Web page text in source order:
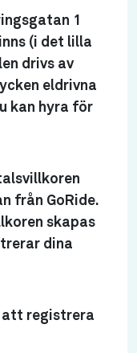
1
(i det lilla
drivs av
eldrivna
kan hyra för
från GoRide.
skapas
dina
att registrera